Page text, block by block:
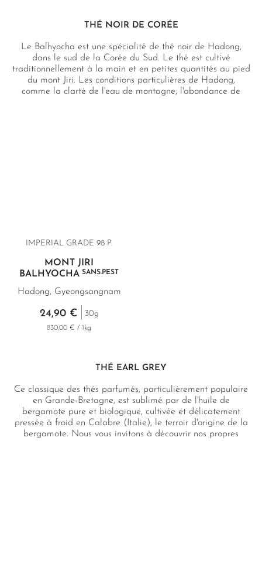
THÉ NOIR DE CORÉE
Le Balhyocha est une spécialité de thé noir de Hadong,
dans le sud de la Corée du Sud. Le thé est cultivé
traditionnellement à la main et en petites quantités au pied
du mont Jiri. Les conditions particulières de Hadong,
comme la clarté de l'eau de montagne, l'abondance de
IMPERIAL GRADE 98 P.
MONT JIRI
BALHYOCHASANS.PEST
Hadong, Gyeongsangnam
24,90 € 30g
830,00 € / 1kg
THÉ EARL GREY
Ce classique des thés parfumés, particulièrement populaire
en Grande-Bretagne, est sublimé par de l'huile de
bergamote pure et biologique, cultivée et délicatement
pressée à froid en Calabre (Italie), le terroir d'origine de la
bergamote. Nous vous invitons à découvrir nos propres